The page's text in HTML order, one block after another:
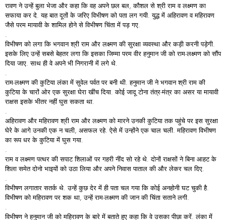
रावण ने उन्हें बुला भेजा और कहा कि वह अपने छल बल, कौशल से श्री राम व लक्ष्मण का
सफाया कर दे. यह बात दूतों के जरिए विभीषण को पता लग गयी. युद्ध में अहिरावण व महिरावण
जैसे परम मायावी के शामिल होने से विभीषण चिंता में पड़ गए.
.
विभीषण को लगा कि भगवान श्री राम और लक्ष्मण की सुरक्षा व्यवस्था और कड़ी करनी पड़ेगी.
इसके लिए उन्हें सबसे बेहतर लगा कि इसका जिम्मा परम वीर हनुमान जी को राम-लक्ष्मण को सौंप
दिया जाए. साथ ही वे अपने भी निगरानी में लगे थे.
.
राम-लक्ष्मण की कुटिया लंका में सुवेल पर्वत पर बनी थी. हनुमान जी ने भगवान श्री राम की
कुटिया के चारों ओर एक सुरक्षा घेरा खींच दिया. कोई जादू टोना तंत्र-मंत्र का असर या मायावी
राक्षस इसके भीतर नहीं घुस सकता था.
.
अहिरावण और महिरावण श्री राम और लक्ष्मण को मारने उनकी कुटिया तक पहुंचे पर इस सुरक्षा
घेरे के आगे उनकी एक न चली, असफल रहे. ऐसे में उन्होंने एक चाल चली. महिरावण विभीषण
का रूप धर के कुटिया में घुस गया.
.
राम व लक्ष्मण पत्थर की सपाट शिलाओं पर गहरी नींद सो रहे थे. दोनों राक्षसों ने बिना आहट के
शिला समेत दोनो भाइयों को उठा लिया और अपने निवास पाताल की और लेकर चल दिए.
.
विभीषण लगातार सतर्क थे. उन्हें कुछ देर में ही पता चल गया कि कोई अनहोनी घट चुकी है.
विभीषण को महिरावण पर शक था, उन्हें राम-लक्ष्मण की जान की चिंता सताने लगी.
.
विभीषण ने हनुमान जी को महिरावण के बारे में बताते हुए कहा कि वे उसका पीछा करें. लंका में